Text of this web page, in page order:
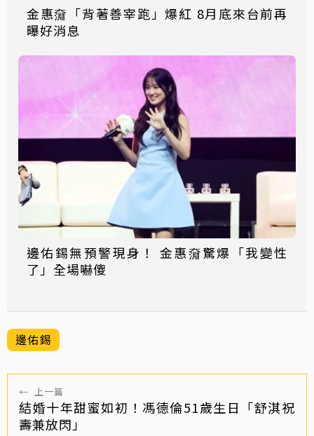
金惠奫「背著善宰跑」爆紅 8月底來台前再
曝好消息
邊佑錫無預警現身！ 金惠奫驚爆「我變性
了」全場嚇傻
邊佑錫
← 上一篇
結婚十年甜蜜如初！馮德倫51歲生日「舒淇祝
壽兼放閃」